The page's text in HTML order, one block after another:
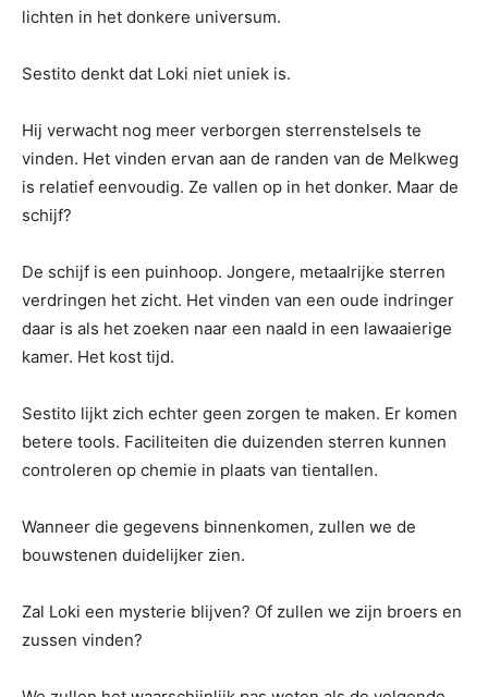
lichten in het donkere universum.
Sestito denkt dat Loki niet uniek is.
Hij verwacht nog meer verborgen sterrenstelsels te
vinden. Het vinden ervan aan de randen van de Melkweg
is relatief eenvoudig. Ze vallen op in het donker. Maar de
schijf?
De schijf is een puinhoop. Jongere, metaalrijke sterren
verdringen het zicht. Het vinden van een oude indringer
daar is als het zoeken naar een naald in een lawaaierige
kamer. Het kost tijd.
Sestito lijkt zich echter geen zorgen te maken. Er komen
betere tools. Faciliteiten die duizenden sterren kunnen
controleren op chemie in plaats van tientallen.
Wanneer die gegevens binnenkomen, zullen we de
bouwstenen duidelijker zien.
Zal Loki een mysterie blijven? Of zullen we zijn broers en
zussen vinden?